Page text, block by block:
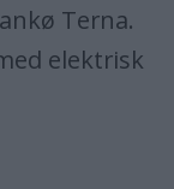
Terna.
elektrisk